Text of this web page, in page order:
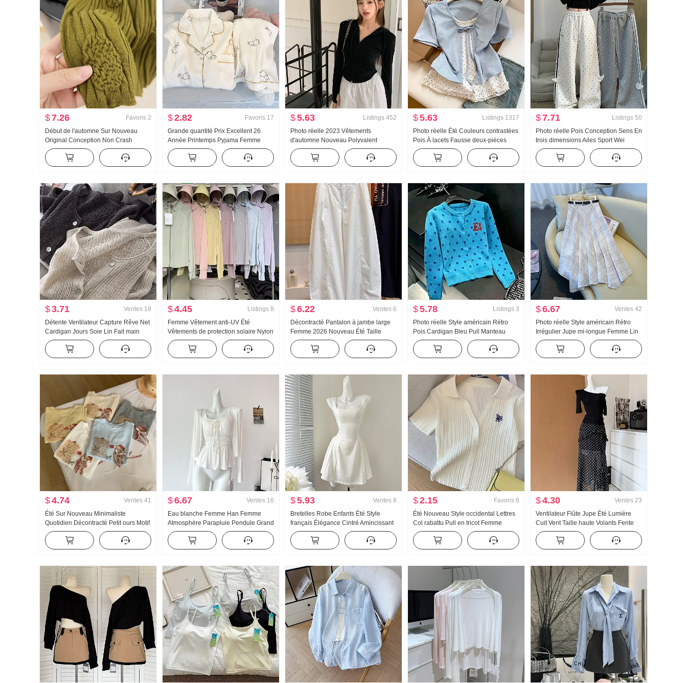
$7.26 Favoris 2
Début de l'automne Sur Nouveau
Original Conception Non Crash
Chemise Industrie lourde Jacquard
Tricoté Top Femme Automne Nouveau
Amincissant
$2.82 Favoris 17
Grande quantité Prix Excellent 26
Année Printemps Pyjama Femme
Nouveau Nuages Coton Manches
longues Petit Col rabattu Homewear
Ensemble Streaming en direct Élevé
$5.63 Listings 452
Photo réelle 2023 Vêtements
d'automne Nouveau Polyvalent
Jeunesse Sport Vent Ajusté
Amincissant Manches longues Avec
capuche Fermeture éclair Wei
$5.63 Listings 1317
Photo réelle Été Couleurs contrastées
Pois À lacets Fausse deux-pièces
Manches courtes T-shirt Femme Été
Nouveau Style sucré Niche Top
$7.71 Listings 50
Photo réelle Pois Conception Sens En
trois dimensions Ailes Sport Wei
Pantalon Femme Nouveau Lumière
Asie Vent Ample Droit Amincissant
Pantalon décontracté
$3.71 Ventes 18
Détente Ventilateur Capture Rêve Net
Cardigan Jours Soie Lin Fait main
Choisissez Trou Ajouré Tricoté
Cardigan Femme Climatiseur
Chemise de protection solaire
$4.45 Listings 8
Femme Vêtement anti-UV Été
Vêtements de protection solaire Nylon
Version légère Glace Soie Respirant
Manteau Ample Grande taille Sweat à
capuche
$6.22 Ventes 6
Décontracté Pantalon à jambe large
Femme 2026 Nouveau Été Taille
haute Amincissant Grande taille Petite
taille Minimaliste Ample Neuf points
Machette Pantalon
$5.78 Listings 3
Photo réelle Style américain Rétro
Pois Cardigan Bleu Pull Manteau
pour les femmes Automne Nouveau
Détente Vent Pull en tricot Top ins
$6.67 Ventes 42
Photo réelle Style américain Rétro
Irrégulier Jupe mi-longue Femme Lin
Robe mi-longue À carreaux Jupe
trapèze Irrégulier Queue de poisson
Pendule Jupe
$4.74 Ventes 41
Été Sur Nouveau Minimaliste
Quotidien Décontracté Petit ours Motif
Nœud papillon Ample Niche Manches
courtes T-shirt Style coréen Tricoté
Top
$6.67 Ventes 16
Eau blanche Femme Han Femme
Atmosphère Parapluie Pendule Grand
u Collier Bretelles Deux Porter
Conception Sens Cardigan Femme
Été Amincissant Bretelles Top
$5.93 Ventes 8
Bretelles Robe Enfants Été Style
français Élégance Cintré Amincissant
Robe débardeur Mini-jupe
$2.15 Favoris 6
Été Nouveau Style occidental Lettres
Col rabattu Pull en tricot Femme
Conception Sens Ajusté Court Petite
chemise Pur Désir Vent Amincissant
Top
$4.30 Ventes 23
Ventilateur Flûte Jupe Été Lumière
Cuit Vent Taille haute Volants Fente
Noir Pois Jupe mi-longue Jours Soie
Oblique Épaule Vêtements